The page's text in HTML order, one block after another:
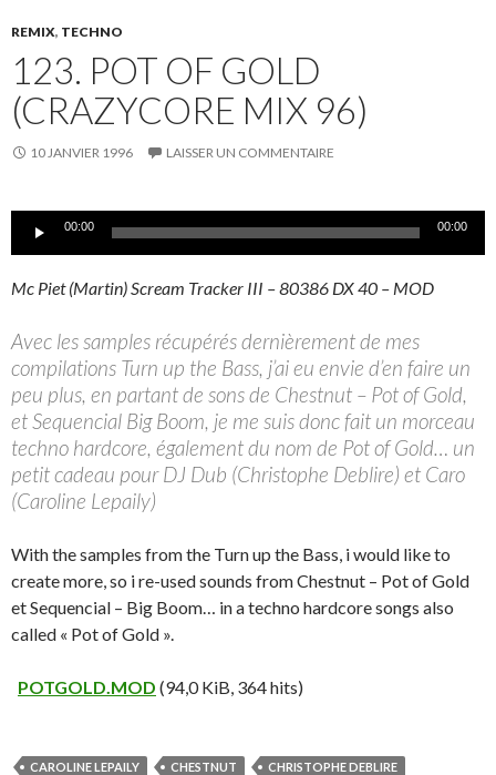
REMIX, TECHNO
123. POT OF GOLD
(CRAZYCORE MIX 96)
10 JANVIER 1996 LAISSER UN COMMENTAIRE
Lecteur00:00 00:00
Mc Piet (Martin) Scream Tracker III – 80386 DX 40 – MOD
Avec les samples récupérés dernièrement de mes
compilations Turn up the Bass, j’ai eu envie d’en faire un
peu plus, en partant de sons de Chestnut – Pot of Gold,
et Sequencial Big Boom, je me suis donc fait un morceau
techno hardcore, également du nom de Pot of Gold… un
petit cadeau pour DJ Dub (Christophe Deblire) et Caro
(Caroline Lepaily)
With the samples from the Turn up the Bass, i would like to
create more, so i re-used sounds from Chestnut – Pot of Gold
et Sequencial – Big Boom… in a techno hardcore songs also
called « Pot of Gold ».
POTGOLD.MOD (94,0 KiB, 364 hits)
CAROLINE LEPAILY CHESTNUT
CHRISTOPHE DEBLIRE